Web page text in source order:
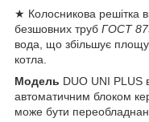
★ Колосникова решітка
безшовних труб ГОСТ
вода, що збільшує площу
котла.
Модель DUO UNI PLUS
автоматичним блоком
може бути